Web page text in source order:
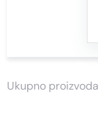
Ukupno